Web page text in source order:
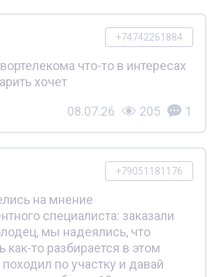
+74742261884
что-то в интересах
хочет
08.07.26 205 1
+79051181176
на мнение
специалиста: заказали
мы надеялись, что
как-то разбирается в этом
по участку и давай